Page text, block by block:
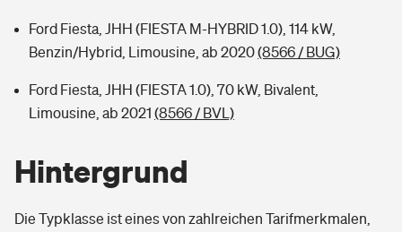
Ford Fiesta, JHH (FIESTA M-HYBRID 1.0), 114 kW,
Benzin/Hybrid, Limousine, ab 2020(8566 / BUG)
Ford Fiesta, JHH (FIESTA 1.0), 70 kW, Bivalent,
Limousine, ab 2021 (8566 / BVL)
Hintergrund
Die Typklasse ist eines von zahlreichen Tarifmerkmalen,